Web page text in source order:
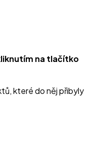
na tlačítko
které do něj přibyly